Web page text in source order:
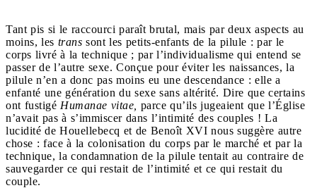
Tant pis si le raccourci paraît brutal, mais par deux aspects au
moins, les trans sont les petits-enfants de la pilule : par le
corps livré à la technique ; par l’individualisme qui entend se
passer de l’autre sexe. Conçue pour éviter les naissances, la
pilule n’en a donc pas moins eu une descendance : elle a
enfanté une génération du sexe sans altérité. Dire que certains
ont fustigé Humanae vitae, parce qu’ils jugeaient que l’Église
n’avait pas à s’immiscer dans l’intimité des couples ! La
lucidité de Houellebecq et de Benoît XVI nous suggère autre
chose : face à la colonisation du corps par le marché et par la
technique, la condamnation de la pilule tentait au contraire de
sauvegarder ce qui restait de l’intimité et ce qui restait du
couple.